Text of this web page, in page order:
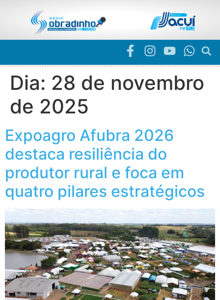
Dia: 28 de novembro
de 2025
Expoagro Afubra 2026
destaca resiliência do
produtor rural e foca em
quatro pilares estratégicos